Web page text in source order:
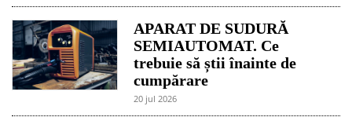
APARAT DE SUDURĂ
SEMIAUTOMAT. Ce
trebuie să știi înainte de
cumpărare
20 jul 2026